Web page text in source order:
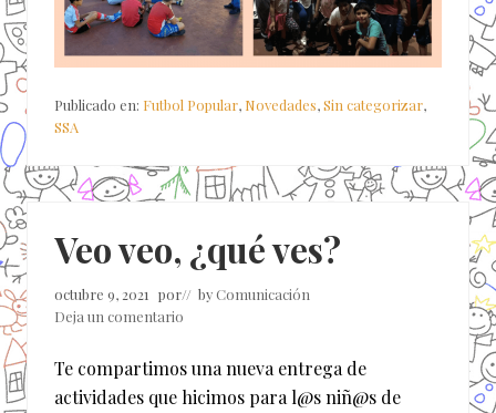
Publicado en: Futbol Popular, Novedades,Sin categorizar,
SSA
Veo veo, ¿qué ves?
octubre 9, 2021 por// byComunicación
Deja un comentario
Te compartimos una nueva entrega de
actividades que hicimos para l@s niñ@s de